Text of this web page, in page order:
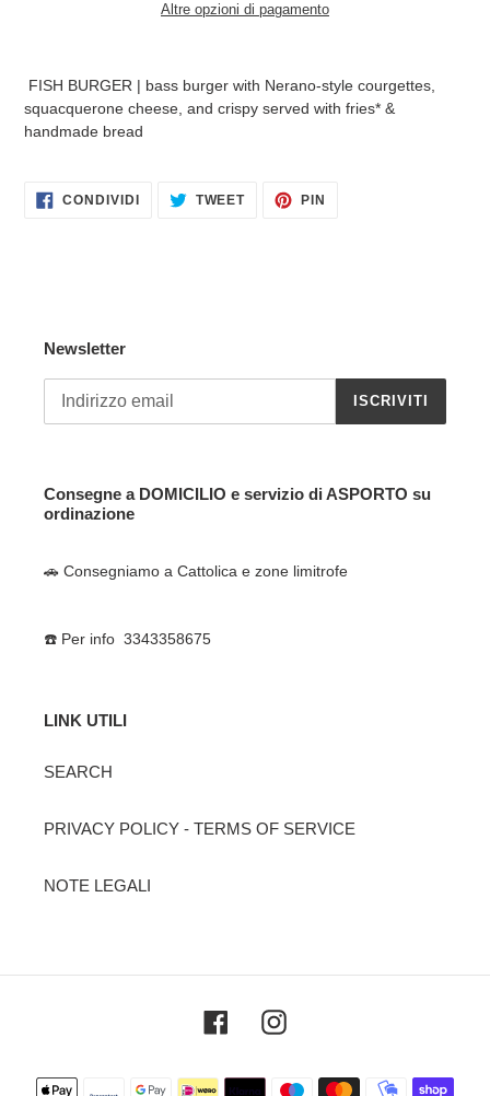
Altre opzioni di pagamento
nel
FISH BURGER | bass burger with Nerano-style courgettes,
squacquerone cheese, and crispy served with fries* &
handmade bread
CONDIVIDI CONDIVIDITWEETTWITTA
PIN
Newsletter
ISCRIVITI
Consegne a DOMICILIO e servizio di ASPORTO su
ordinazione
🚗 Consegniamo a Cattolica e zone limitrofe
☎️ Per info 3343358675
LINK UTILI
SEARCH
PRIVACY POLICY - TERMS OF SERVICE
NOTE LEGALI
FacebookInstagram
Metodi